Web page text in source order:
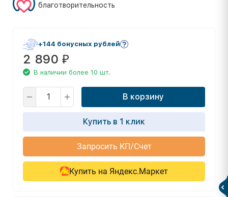
благотворительность
+144 бонусных рублей
2 890 ₽
В наличии более 10 шт.
В корзину
Купить в 1 клик
Запросить КП/Счет
Купить на Яндекс.Маркет